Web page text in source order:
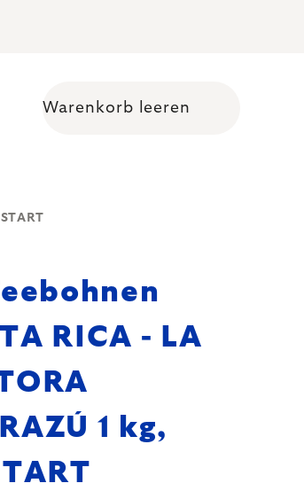
Warenkorb leeren
RICA - LA
1 kg,